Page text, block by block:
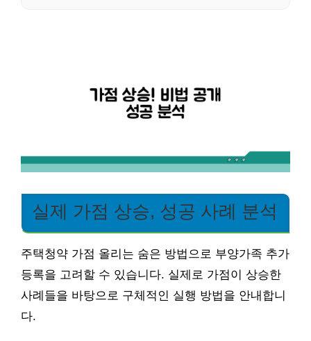
실제 가점 상승, 성공 사례 분석
주택청약 가점 올리는 숨은 방법으로 부양가족 추가
등록을 고려할 수 있습니다. 실제로 가점이 상승한
사례들을 바탕으로 구체적인 실행 방법을 안내합니
다.